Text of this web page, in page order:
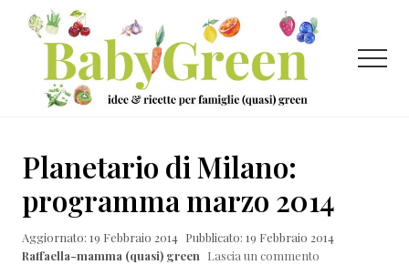
Menu
Passa
contenuto
principale
Passa
laterale
primaria
Passa
ricette
per
famiglie
Menu
Planetario di Milano:
programma marzo 2014
Aggiornato: 19 Febbraio 2014 Pubblicato: 19 Febbraio 2014
Raffaella-mamma (quasi) green Lascia un commento